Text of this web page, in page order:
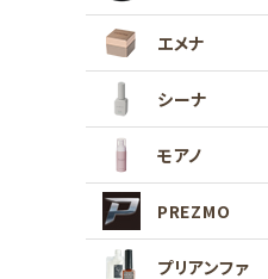
エメナ
シーナ
モアノ
PREZMO
プリアンファ